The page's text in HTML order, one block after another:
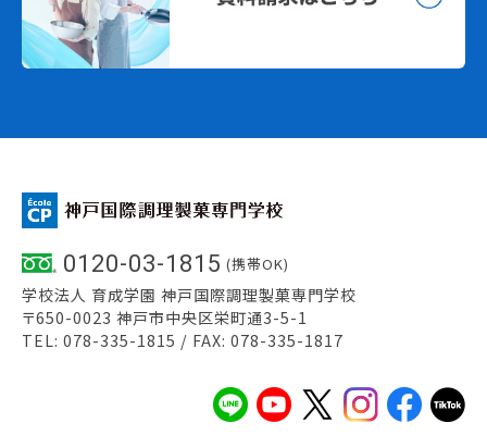
0120-03-1815 (携帯OK)
学校法人 育成学園 神戸国際調理製菓専門学校
〒650-0023 神戸市中央区栄町通3-5-1
TEL: 078-335-1815 / FAX: 078-335-1817